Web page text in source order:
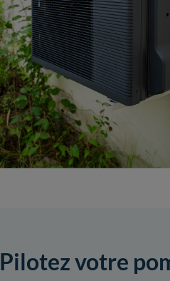
Pilotez votre